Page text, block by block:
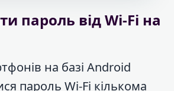
пароль від Wi-Fi на
на базі Android
пароль Wi-Fi кількома